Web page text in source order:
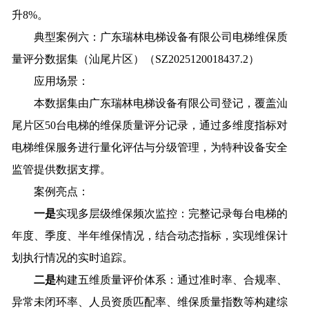
升8%。
典型案例六：广东瑞林电梯设备有限公司电梯维保质
量评分数据集（汕尾片区）（SZ2025120018437.2）
应用场景：
本数据集由广东瑞林电梯设备有限公司登记，覆盖汕
尾片区50台电梯的维保质量评分记录，通过多维度指标对
电梯维保服务进行量化评估与分级管理，为特种设备安全
监管提供数据支撑。
案例亮点：
一是实现多层级维保频次监控：完整记录每台电梯的
年度、季度、半年维保情况，结合动态指标，实现维保计
划执行情况的实时追踪。
二是构建五维质量评价体系：通过准时率、合规率、
异常未闭环率、人员资质匹配率、维保质量指数等构建综